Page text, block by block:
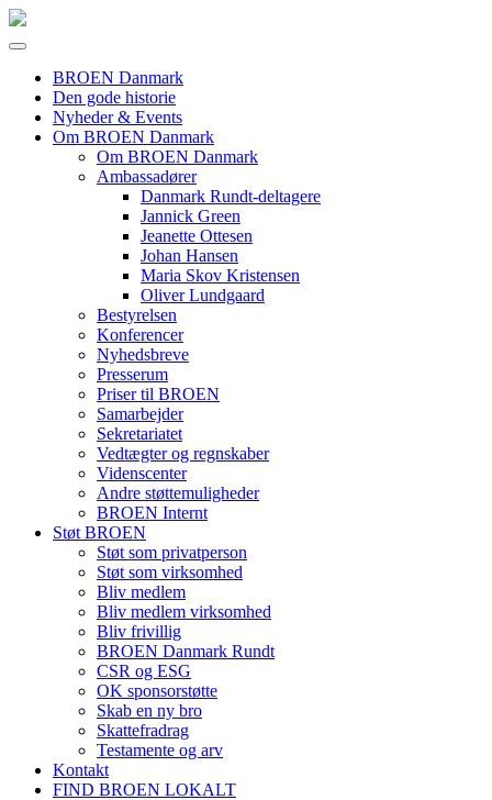
BROEN Danmark
Den gode historie
Nyheder & Events
Om BROEN Danmark
Om BROEN Danmark
Ambassadører
Danmark Rundt-deltagere
Jannick Green
Jeanette Ottesen
Johan Hansen
Maria Skov Kristensen
Oliver Lundgaard
Bestyrelsen
Konferencer
Nyhedsbreve
Presserum
Priser til BROEN
Samarbejder
Sekretariatet
Vedtægter og regnskaber
Videnscenter
Andre støttemuligheder
BROEN Internt
Støt BROEN
Støt som privatperson
Støt som virksomhed
Bliv medlem
Bliv medlem virksomhed
Bliv frivillig
BROEN Danmark Rundt
CSR og ESG
OK sponsorstøtte
Skab en ny bro
Skattefradrag
Testamente og arv
Kontakt
FIND BROEN LOKALT